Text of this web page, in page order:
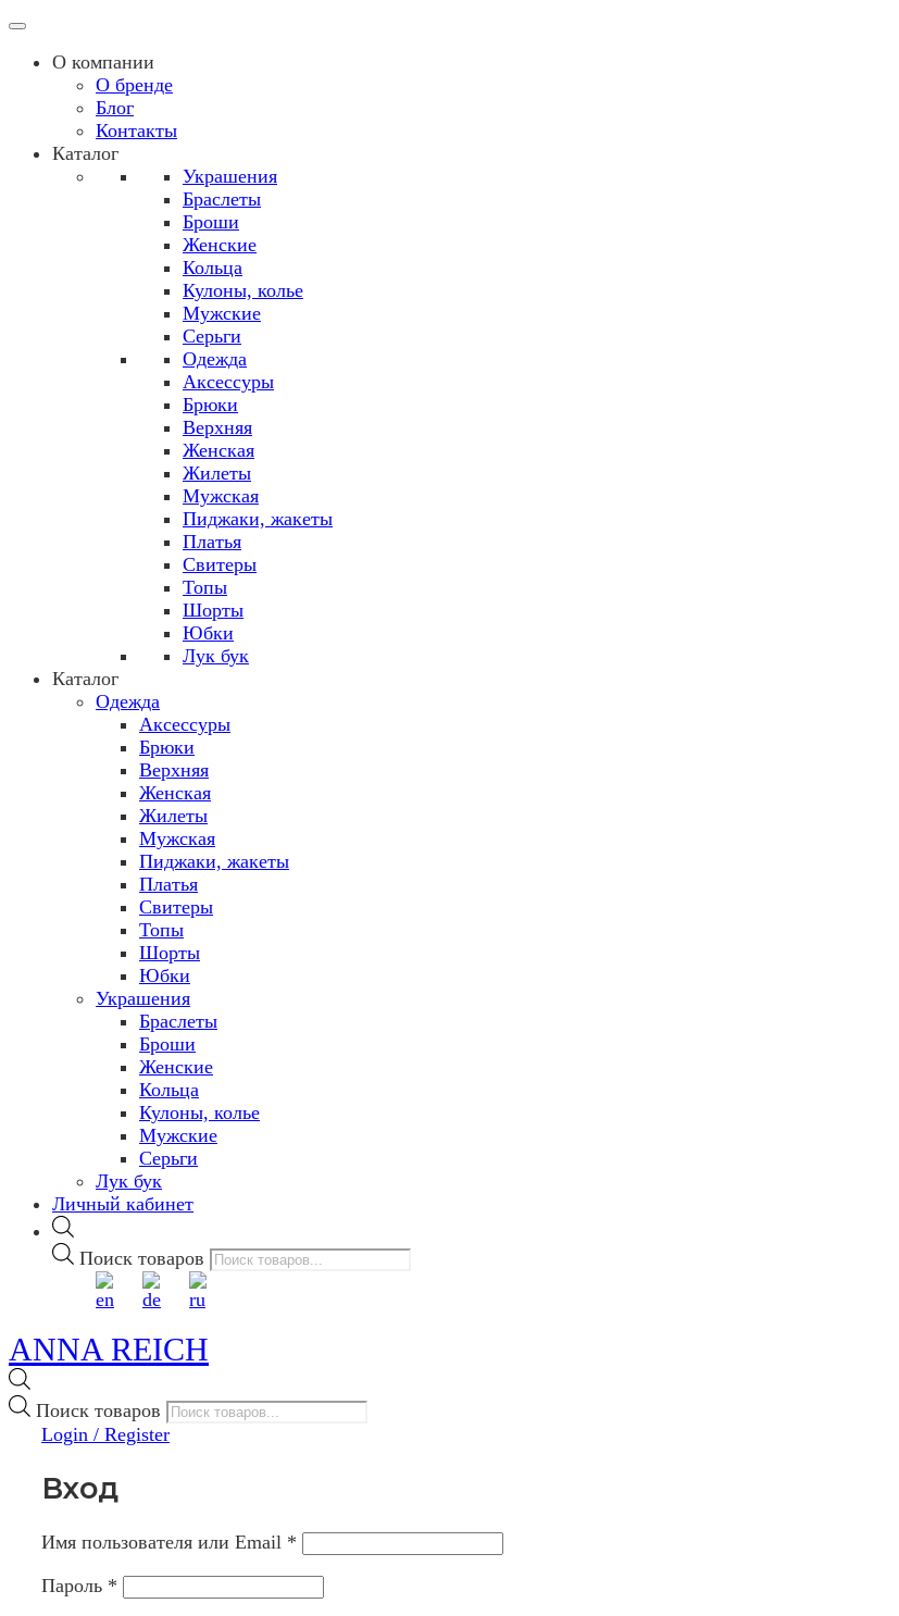
О компании
О бренде
Блог
Контакты
Каталог
Украшения
Браслеты
Броши
Женские
Кольца
Кулоны, колье
Мужские
Серьги
Одежда
Аксессуры
Брюки
Верхняя
Женская
Жилеты
Мужская
Пиджаки, жакеты
Платья
Свитеры
Топы
Шорты
Юбки
Лук бук
Каталог
Одежда
Аксессуры
Брюки
Верхняя
Женская
Жилеты
Мужская
Пиджаки, жакеты
Платья
Свитеры
Топы
Шорты
Юбки
Украшения
Браслеты
Броши
Женские
Кольца
Кулоны, колье
Мужские
Серьги
Лук бук
Личный кабинет
Поиск товаров
ANNA REICH
Поиск товаров
Login / Register
Вход
Имя пользователя или Email *
Пароль *